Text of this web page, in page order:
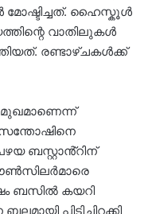
മോഷ്ടിച്ചത്. ഹൈസ്കൂൾ
വാതിലുകൾ
രണ്ടാഴ്ചകൾക്ക്
മുഖമാണെന്ന്
സന്തോഷിനെ
ബസ്റ്റാൻ്റിന്
ബസിൽ കയറി
പിടിച്ചിറക്കി